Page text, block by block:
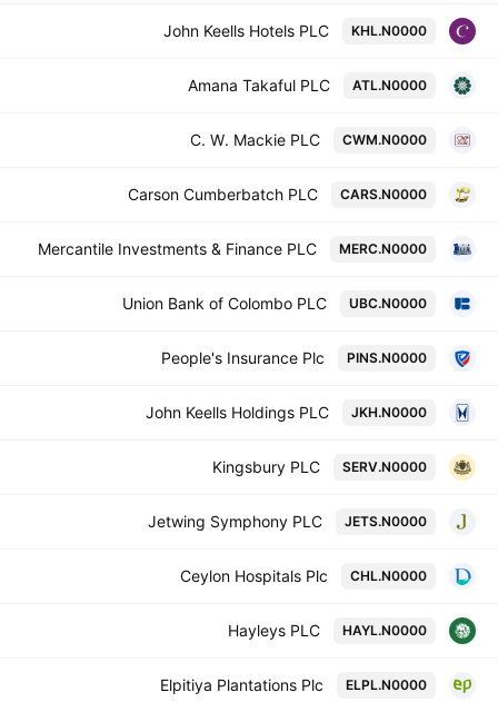
KHL.N0000
John Keells Hotels PLC
ATL.N0000
Amana Takaful PLC
CWM.N0000
C. W. Mackie PLC
CARS.N0000
Carson Cumberbatch PLC
MERC.N0000
Mercantile Investments & Finance PLC
UBC.N0000
Union Bank of Colombo PLC
PINS.N0000
People's Insurance Plc
JKH.N0000
John Keells Holdings PLC
SERV.N0000
Kingsbury PLC
JETS.N0000
Jetwing Symphony PLC
CHL.N0000
Ceylon Hospitals Plc
HAYL.N0000
Hayleys PLC
ELPL.N0000
Elpitiya Plantations Plc